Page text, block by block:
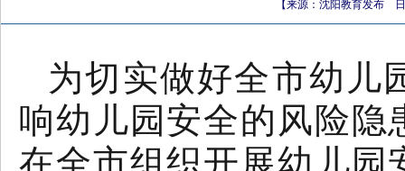
【来源：沈阳教育发布
为切实做好全市幼儿
响幼儿园安全的风险隐
在全市组织开展幼儿园